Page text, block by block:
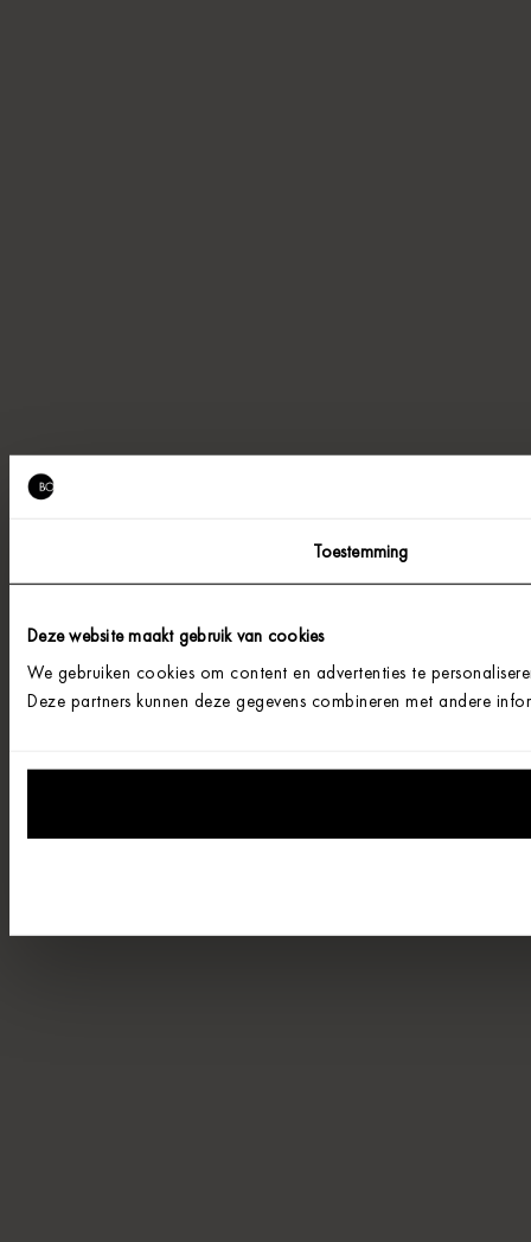
Toestemming
Deze website maakt gebruik van cookies
We gebruiken cookies om content en advertenties te
Deze partners kunnen deze gegevens combineren met andere